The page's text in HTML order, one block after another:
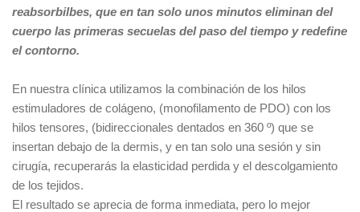
reabsorbilbes, que en tan solo unos minutos eliminan del
cuerpo las primeras secuelas del paso del tiempo y redefine
el contorno.
En nuestra clínica utilizamos la combinación de los hilos
estimuladores de colágeno, (monofilamento de PDO) con los
hilos tensores, (bidireccionales dentados en 360 º) que se
insertan debajo de la dermis, y en tan solo una sesión y sin
cirugía, recuperarás la elasticidad perdida y el descolgamiento
de los tejidos.
El resultado se aprecia de forma inmediata, pero lo mejor